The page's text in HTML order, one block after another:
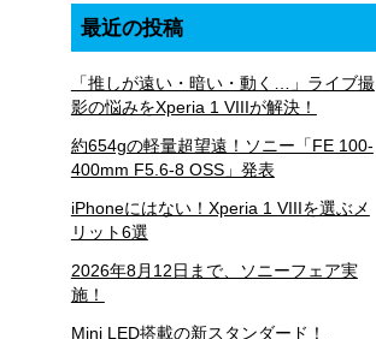
最近の投稿
「推しが遠い・暗い・動く…」ライブ撮
影の悩みをXperia 1 VIIIが解決！
約654gの軽量超望遠！ソニー「FE 100-
400mm F5.6-8 OSS」発表
iPhoneにはない！Xperia 1 VIIIを選ぶメ
リット6選
2026年8月12日まで、ソニーフェア実
施！
Mini LED搭載の新スタンダード！